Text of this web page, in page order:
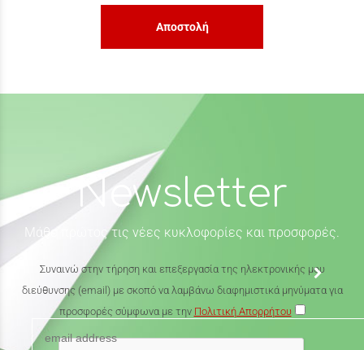
Αποστολή
Newsletter
Μάθε πρώτος τις νέες κυκλοφορίες και προσφορές.
Συναινώ στην τήρηση και επεξεργασία της ηλεκτρονικής μου
διεύθυνσης (email) με σκοπό να λαμβάνω διαφημιστικά μηνύματα για
προσφορές σύμφωνα με την Πολιτική Απορρήτου